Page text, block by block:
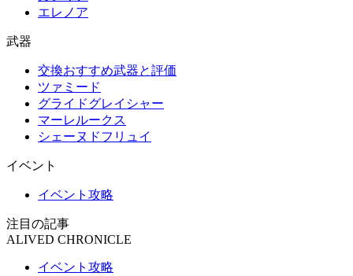
エレノア
武器
交換おすすめ武器と評価
ツァミード
グライドグレイシャー
マーレルークス
シェーヌドフリュイ
イベント
イベント攻略
注目の記事
ALIVED CHRONICLE
イベント攻略